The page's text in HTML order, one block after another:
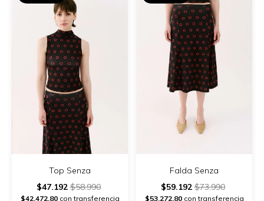
Top Senza
$47.192$58.990
$42.472,80con transferencia
Falda Senza
$59.192$73.990
$53.272,80con transferencia